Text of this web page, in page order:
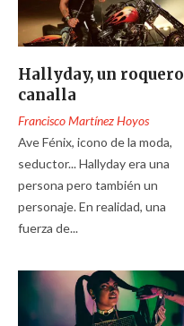
Hallyday, un roquero
canalla
Francisco Martínez Hoyos
Ave Fénix, icono de la moda,
seductor... Hallyday era una
persona pero también un
personaje. En realidad, una
fuerza de...